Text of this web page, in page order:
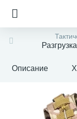
Описание